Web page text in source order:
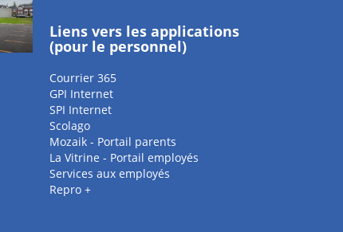
Liens vers les applications
(pour le personnel)
Courrier 365
GPI Internet
SPI Internet
Scolago
Mozaik - Portail parents
La Vitrine - Portail employés
Services aux employés
Repro +